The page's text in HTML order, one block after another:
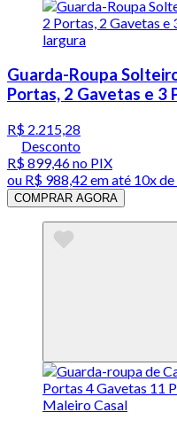
Guarda-Roupa
Portas, 2 Gavetas e 3
R$ 2.215,28
Desconto
R$ 899,46no PIX
ou R$ 988,42 em até 10x
COMPRAR AGORA